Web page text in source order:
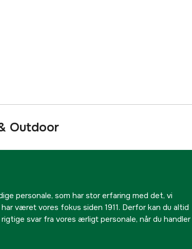
Outdoor
personale, som har stor erfaring med det, vi
været vores fokus siden 1911. Derfor kan du altid
svar fra vores ærligt personale, når du handler